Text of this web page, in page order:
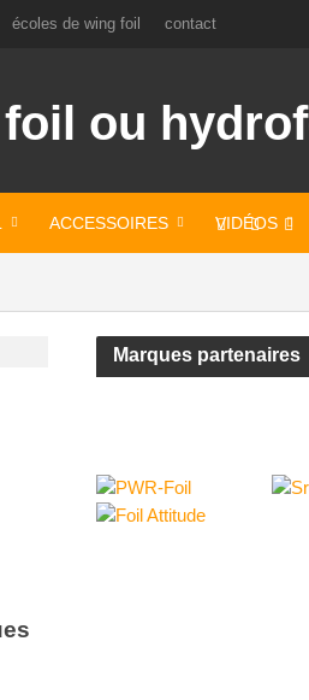
écoles de wing foil contact
ACCESSOIRES VIDÉOS
Marques partenaires